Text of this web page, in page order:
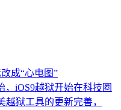
成“心电图”
，iOS9越狱开始在科技圈
狱工具的更新完善，